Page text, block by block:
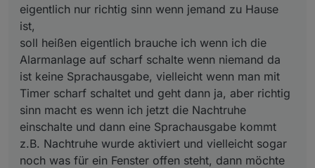
und dann eine Sprachausgabe kommt z.B. Nachtruhe
hören, oder es ändert sich bei Nachruhe der Status
eines Fensters bei Einbruch so wie du es ja schon
per Telegram oder Pushover mit der Nachricht
machst.
Ich habe die Sprachausgabe z.B. auch an die
Anwesenheit gekoppelt das nur bei Anwesenheit
eine Ansage kommt.
Hoffe ist so verständlich.
eigentlich nur richtig sinn wenn jemand zu Hause
ist,
soll heißen eigentlich brauche ich wenn ich die
Alarmanlage auf scharf schalte wenn niemand da
ist keine Sprachausgabe, vielleicht wenn man mit
Timer scharf schaltet und geht dann ja, aber richtig
sinn macht es wenn ich jetzt die Nachtruhe
einschalte und dann eine Sprachausgabe kommt
z.B. Nachtruhe wurde aktiviert und vielleicht sogar
noch was für ein Fenster offen steht, dann möchte